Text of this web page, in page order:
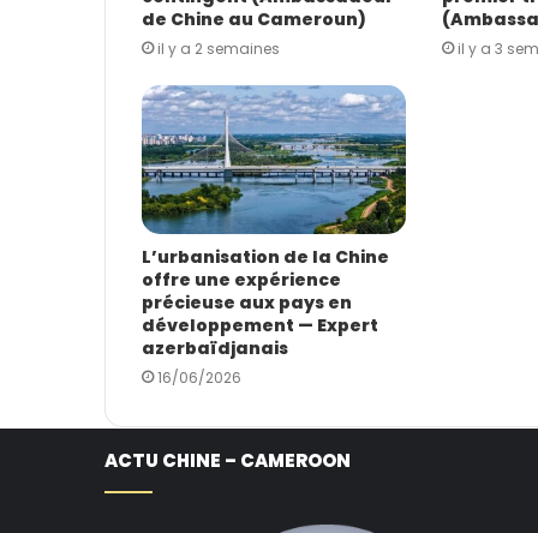
lde Chine au Cameroun)
il y a 2 semaines il y a 3
L’urbanisation de la Chine
offre une expérience
précieuse aux pays en
développement — Expert
azerbaïdjanais
16/06/2026
ACTU CHINE – CAMEROON